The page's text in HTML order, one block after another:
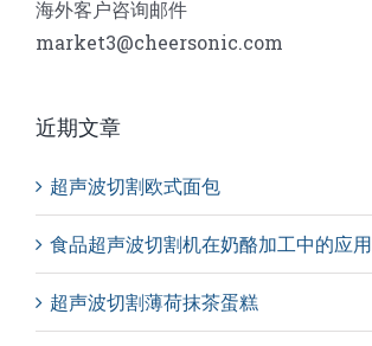
海外客户咨询邮件
market3@cheersonic.com
近期文章
超声波切割欧式面包
食品超声波切割机在奶酪加工中的应用
超声波切割薄荷抹茶蛋糕